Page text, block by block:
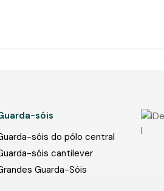
sóis
sóis do pólo central
sóis cantilever
Guarda-Sóis